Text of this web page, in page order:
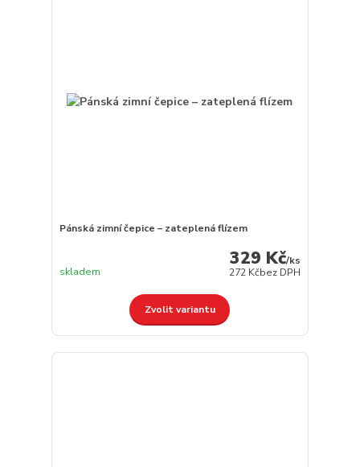
Pánská zimní čepice – zateplená flízem
329 Kč/ks
272 Kčbez DPH
skladem
Zvolit variantu